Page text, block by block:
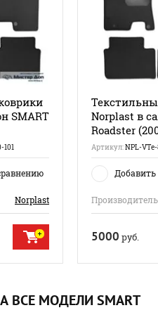
SMART
101
Norplast
Norplast в
Roadster
Артикул:NPL-
5000 руб.
ВСЕ МОДЕЛИ SMART